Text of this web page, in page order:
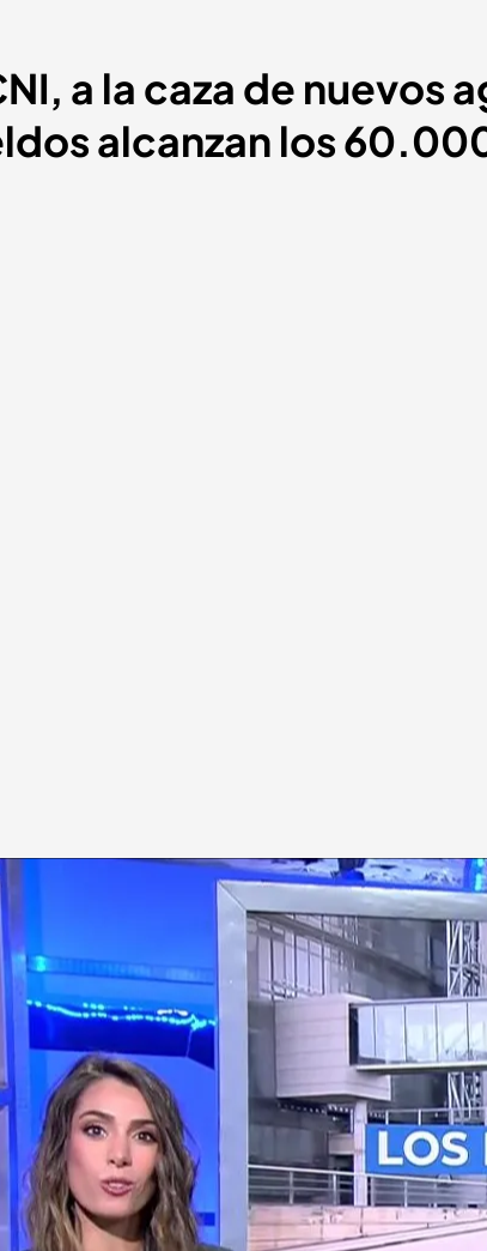
a la caza de nuevos
alcanzan los
para acceder al CNI cuatro.com
En boca de todos
03 OCT 2024 - 12:13h.
Se buscan espías: el CNI, al acecho de
Averigua la manera de mandar el
Hablamos con un exmiembro del CNI:
grifo a Bárbara Rey"